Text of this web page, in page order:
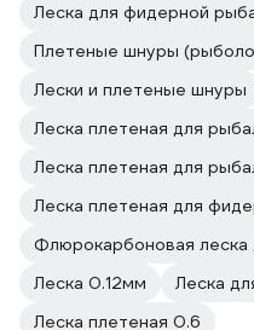
Леска для фидерной
Плетеные шнуры
Лески и плетеные шнуры
Леска плетеная для
Леска плетеная для
Леска плетеная для
Флюрокарбоновая леска
Леска 0.12мм
Леска
Леска плетеная 0.6